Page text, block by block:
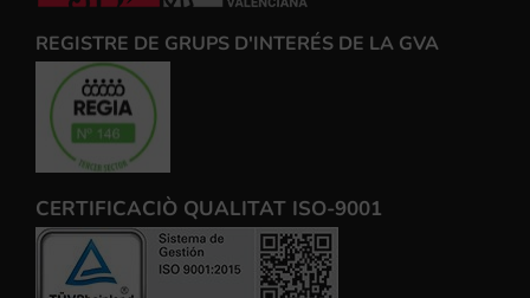
REGISTRE DE GRUPS D'INTERÉS DE LA GVA
CERTIFICACIÒ QUALITAT ISO-9001